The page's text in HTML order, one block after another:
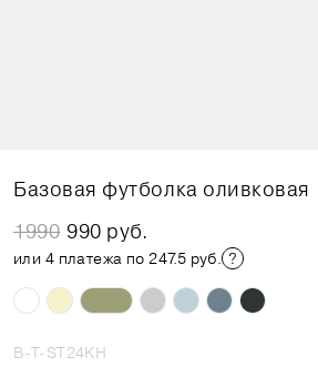
Базовая футболка оливковая
1990 990 руб.
или 4 платежа по 247.5 руб.
B-T-ST24KH